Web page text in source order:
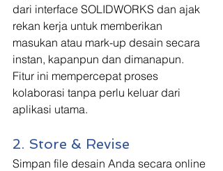
dari interface SOLIDWORKS dan ajak
rekan kerja untuk memberikan
masukan atau mark-up desain secara
instan, kapanpun dan dimanapun.
Fitur ini mempercepat proses
kolaborasi tanpa perlu keluar dari
aplikasi utama.
2. Store & Revise
Simpan file desain Anda secara online